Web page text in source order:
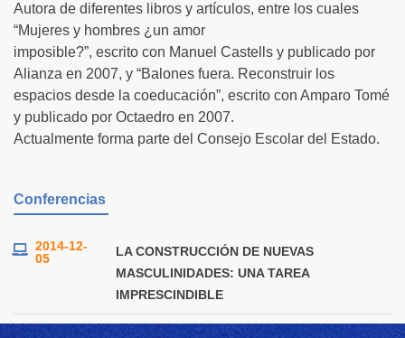
Autora de diferentes libros y artículos, entre los cuales
“Mujeres y hombres ¿un amor
imposible?”, escrito con Manuel Castells y publicado por
Alianza en 2007, y “Balones fuera. Reconstruir los
espacios desde la coeducación”, escrito con Amparo Tomé
y publicado por Octaedro en 2007.
Actualmente forma parte del Consejo Escolar del Estado.
Conferencias
2014-12-
05
LA CONSTRUCCIÓN DE NUEVAS
MASCULINIDADES: UNA TAREA
IMPRESCINDIBLE